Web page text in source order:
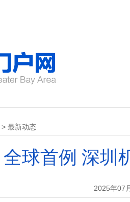
> 最新动态
全球首例 深圳
2025年07